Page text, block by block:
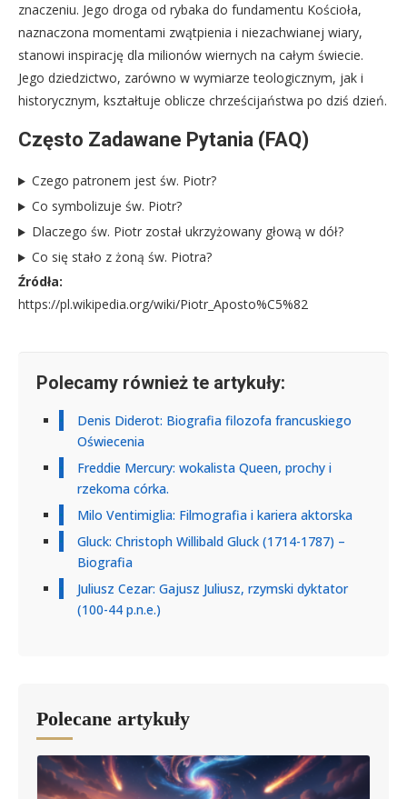
znaczeniu. Jego droga od rybaka do fundamentu Kościoła,
naznaczona momentami zwątpienia i niezachwianej wiary,
stanowi inspirację dla milionów wiernych na całym świecie.
Jego dziedzictwo, zarówno w wymiarze teologicznym, jak i
historycznym, kształtuje oblicze chrześcijaństwa po dziś dzień.
Często Zadawane Pytania (FAQ)
Czego patronem jest św. Piotr?
Co symbolizuje św. Piotr?
Dlaczego św. Piotr został ukrzyżowany głową w dół?
Co się stało z żoną św. Piotra?
Źródła:
https://pl.wikipedia.org/wiki/Piotr_Aposto%C5%82
Polecamy również te artykuły:
Denis Diderot: Biografia filozofa francuskiego
Oświecenia
Freddie Mercury: wokalista Queen, prochy i
rzekoma córka.
Milo Ventimiglia: Filmografia i kariera aktorska
Gluck: Christoph Willibald Gluck (1714-1787) –
Biografia
Juliusz Cezar: Gajusz Juliusz, rzymski dyktator
(100-44 p.n.e.)
Polecane artykuły